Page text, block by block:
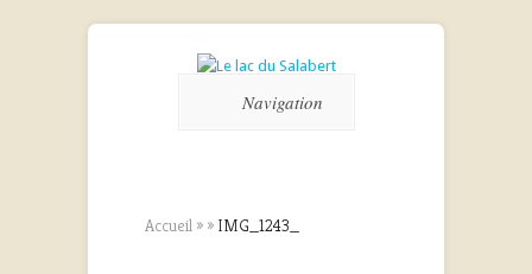
Navigation
Accueil » » IMG_1243_